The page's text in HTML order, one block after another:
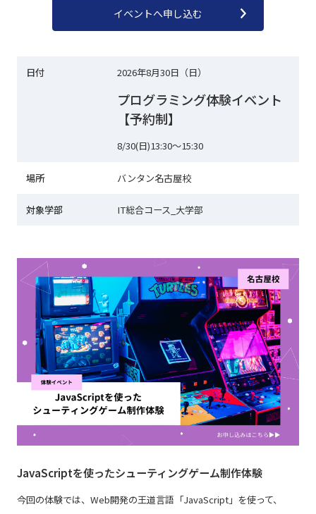
イベントへ申し込む
日付 2026年8月30日（日）
プログラミング体験イベント
【予約制】
8/30(日)13:30～15:30
場所 バンタン名古屋校
対象学部 IT総合コース_大学部
JavaScriptを使ったシューティングゲーム制作体験
今回の体験では、Web開発の王道言語「JavaScript」を使って、